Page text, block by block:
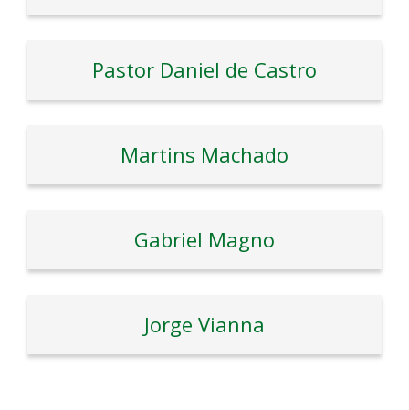
Pastor Daniel de Castro
Martins Machado
Gabriel Magno
Jorge Vianna